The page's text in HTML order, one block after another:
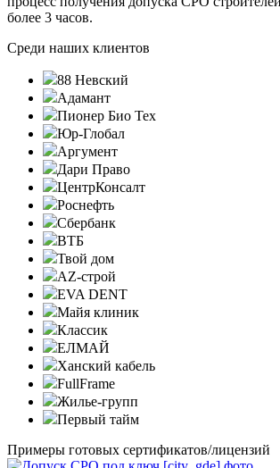
более 3 часов.
Среди наших клиентов
88 Невский
Адамант
Пионер Био Тех
Юр-Глобал
Аргумент
Дари Право
ЦентрКонсалт
Роснефть
Сбербанк
ВТБ
Твой дом
AZ-строй
EVA DENT
Майя клиник
Классик
ЕЛМАЙ
Ханский кабель
FullFrame
Жилье-групп
Первый тайм
Примеры готовых сертификатов/лицензий